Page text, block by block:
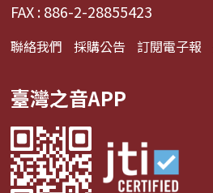
FAX : 886-2-28855423
聯絡我們 採購公告 訂閱電子報
臺灣之音APP